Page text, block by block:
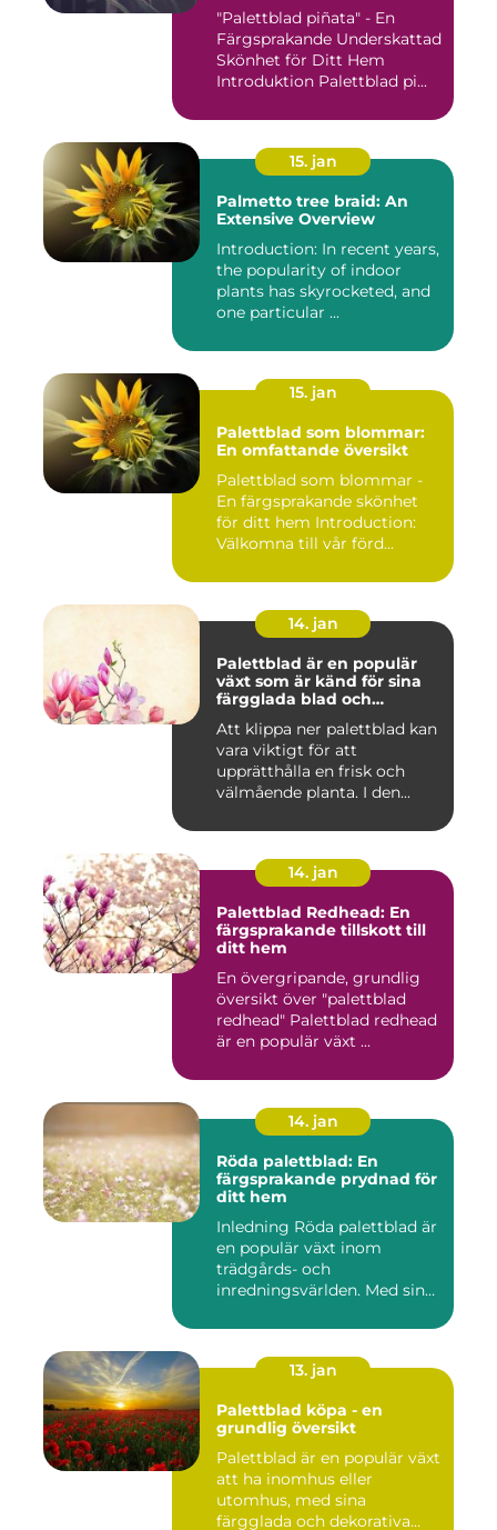
"Palettblad piñata" - En
Färgsprakande Underskattad
Skönhet för Ditt Hem
Introduktion Palettblad pi...
15. jan
Palmetto tree braid: An
Extensive Overview
Introduction: In recent years,
the popularity of indoor
plants has skyrocketed, and
one particular ...
15. jan
Palettblad som blommar:
En omfattande översikt
Palettblad som blommar -
En färgsprakande skönhet
för ditt hem Introduction:
Välkomna till vår förd...
14. jan
Palettblad är en populär
växt som är känd för sina
färgglada blad och
prydnadsväxt både
inomhus och utomhus
Att klippa ner palettblad kan
vara viktigt för att
upprätthålla en frisk och
välmående planta. I den...
14. jan
Palettblad Redhead: En
färgsprakande tillskott till
ditt hem
En övergripande, grundlig
översikt över "palettblad
redhead" Palettblad redhead
är en populär växt ...
14. jan
Röda palettblad: En
färgsprakande prydnad för
ditt hem
Inledning Röda palettblad är
en populär växt inom
trädgårds- och
inredningsvärlden. Med sina
13. jan
Palettblad köpa - en
grundlig översikt
Palettblad är en populär växt
att ha inomhus eller
utomhus, med sina
färgglada och dekorativa